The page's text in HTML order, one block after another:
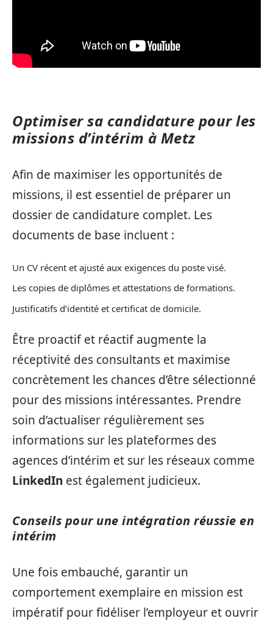
Optimiser sa candidature pour les
missions d’intérim à Metz
Afin de maximiser les opportunités de
missions, il est essentiel de préparer un
dossier de candidature complet. Les
documents de base incluent :
Un CV récent et ajusté aux exigences du poste visé.
Les copies de diplômes et attestations de formations.
Justificatifs d’identité et certificat de domicile.
Être proactif et réactif augmente la
réceptivité des consultants et maximise
concrètement les chances d’être sélectionné
pour des missions intéressantes. Prendre
soin d’actualiser régulièrement ses
informations sur les plateformes des
agences d’intérim et sur les réseaux comme
LinkedIn est également judicieux.
Conseils pour une intégration réussie en
intérim
Une fois embauché, garantir un
comportement exemplaire en mission est
impératif pour fidéliser l’employeur et ouvrir